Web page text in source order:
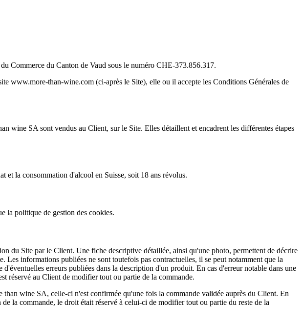
Commerce du Canton de Vaud sous le numéro CHE-373.856.317.
www.more-than-wine.com (ci-après le Site), elle ou il accepte les Conditions Générales de
wine SA sont vendus au Client, sur le Site. Elles détaillent et encadrent les différentes étapes
et la consommation d'alcool en Suisse, soit 18 ans révolus.
la politique de gestion des cookies.
du Site par le Client. Une fiche descriptive détaillée, ainsi qu'une photo, permettent de décrire
informations publiées ne sont toutefois pas contractuelles, il se peut notamment que la
erreurs publiées dans la description d'un produit. En cas d'erreur notable dans une
réservé au Client de modifier tout ou partie de la commande.
wine SA, celle-ci n'est confirmée qu'une fois la commande validée auprès du Client. En
la commande, le droit était réservé à celui-ci de modifier tout ou partie du reste de la